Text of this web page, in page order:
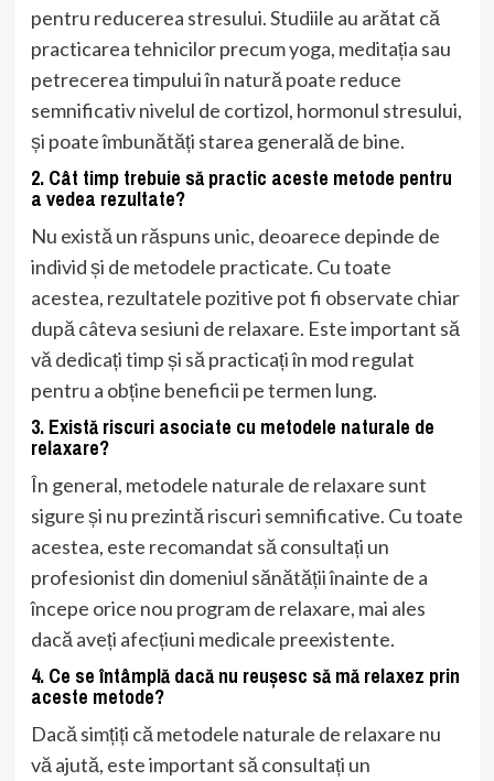
pentru reducerea stresului. Studiile au arătat că
practicarea tehnicilor precum yoga, meditația sau
petrecerea timpului în natură poate reduce
semnificativ nivelul de cortizol, hormonul stresului,
și poate îmbunătăți starea generală de bine.
2. Cât timp trebuie să practic aceste metode pentru
a vedea rezultate?
Nu există un răspuns unic, deoarece depinde de
individ și de metodele practicate. Cu toate
acestea, rezultatele pozitive pot fi observate chiar
după câteva sesiuni de relaxare. Este important să
vă dedicați timp și să practicați în mod regulat
pentru a obține beneficii pe termen lung.
3. Există riscuri asociate cu metodele naturale de
relaxare?
În general, metodele naturale de relaxare sunt
sigure și nu prezintă riscuri semnificative. Cu toate
acestea, este recomandat să consultați un
profesionist din domeniul sănătății înainte de a
începe orice nou program de relaxare, mai ales
dacă aveți afecțiuni medicale preexistente.
4. Ce se întâmplă dacă nu reușesc să mă relaxez prin
aceste metode?
Dacă simțiți că metodele naturale de relaxare nu
vă ajută, este important să consultați un